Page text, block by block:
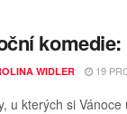
WIDLER 19
u kterých si